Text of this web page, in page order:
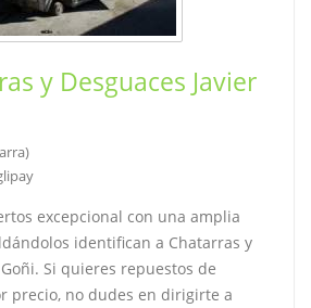
y Desguaces Javier
excepcional con una amplia
identifican a Chatarras y
Si quieres repuestos de
precio, no dudes en dirigirte a